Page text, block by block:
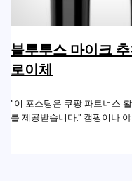
블루투스 마이크
로이체
"이 포스팅은 쿠팡 파트너스
를 제공받습니다." 캠핑이나